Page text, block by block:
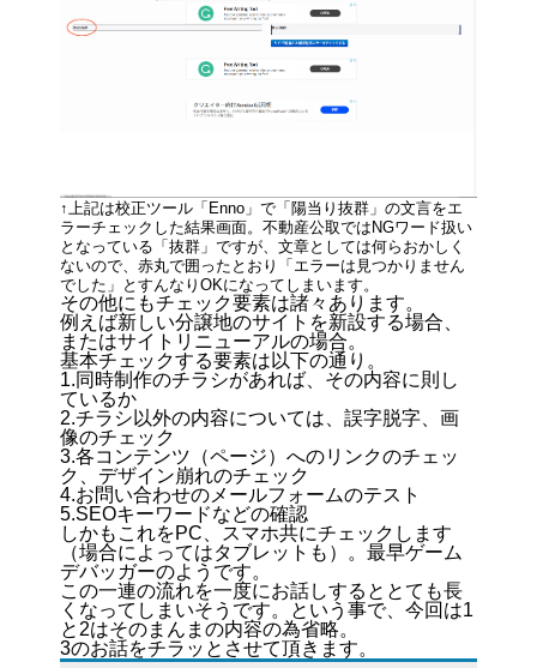
↑上記は校正ツール「Enno」で「陽当り抜群」の文言をエ
ラーチェックした結果画面。不動産公取ではNGワード扱い
となっている「抜群」ですが、文章としては何らおかしく
ないので、赤丸で囲ったとおり「エラーは見つかりません
でした」とすんなりOKになってしまいます。
その他にもチェック要素は諸々あります。
例えば新しい分譲地のサイトを新設する場合、
またはサイトリニューアルの場合。
基本チェックする要素は以下の通り。
1.同時制作のチラシがあれば、その内容に則し
ているか
2.チラシ以外の内容については、誤字脱字、画
像のチェック
3.各コンテンツ（ページ）へのリンクのチェッ
ク、デザイン崩れのチェック
4.お問い合わせのメールフォームのテスト
5.SEOキーワードなどの確認
しかもこれをPC、スマホ共にチェックします
（場合によってはタブレットも）。最早ゲーム
デバッガーのようです。
この一連の流れを一度にお話しするととても長
くなってしまいそうです。という事で、今回は1
と2はそのまんまの内容の為省略。
3のお話をチラッとさせて頂きます。